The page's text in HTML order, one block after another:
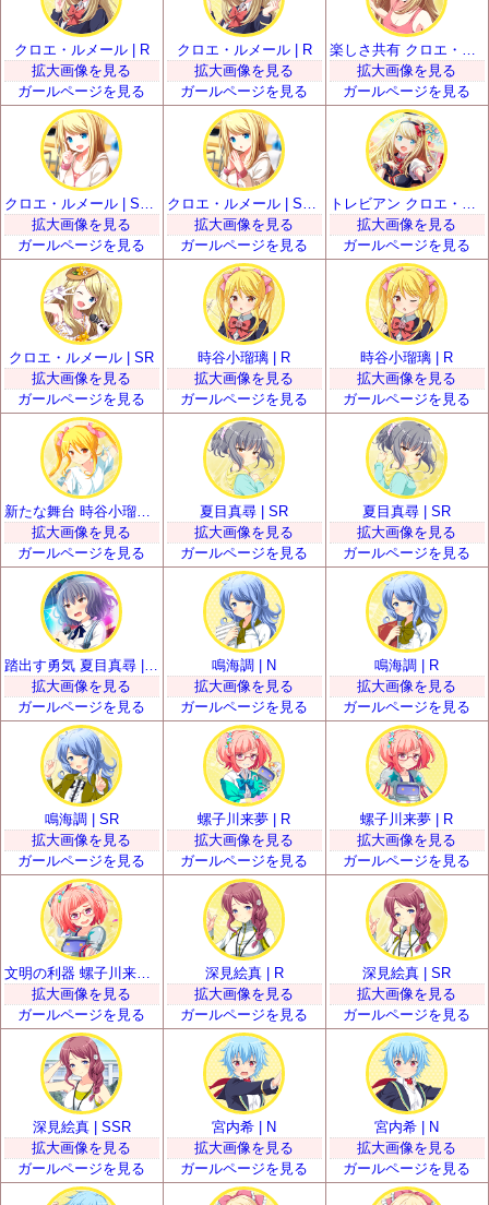
クロエ・ルメール | R
拡大画像を見る
ガールページを見る
クロエ・ルメール | R
拡大画像を見る
ガールページを見る
拡大画像を見る
ガールページを見る
拡大画像を見る
ガールページを見る
拡大画像を見る
ガールページを見る
拡大画像を見る
ガールページを見る
クロエ・ルメール | SR
拡大画像を見る
ガールページを見る
時谷小瑠璃 | R
拡大画像を見る
ガールページを見る
時谷小瑠璃 | R
拡大画像を見る
ガールページを見る
拡大画像を見る
ガールページを見る
夏目真尋 | SR
拡大画像を見る
ガールページを見る
夏目真尋 | SR
拡大画像を見る
ガールページを見る
拡大画像を見る
ガールページを見る
鳴海調 | N
拡大画像を見る
ガールページを見る
鳴海調 | R
拡大画像を見る
ガールページを見る
鳴海調 | SR
拡大画像を見る
ガールページを見る
螺子川来夢 | R
拡大画像を見る
ガールページを見る
螺子川来夢 | R
拡大画像を見る
ガールページを見る
拡大画像を見る
ガールページを見る
深見絵真 | R
拡大画像を見る
ガールページを見る
深見絵真 | SR
拡大画像を見る
ガールページを見る
深見絵真 | SSR
拡大画像を見る
ガールページを見る
宮内希 | N
拡大画像を見る
ガールページを見る
宮内希 | N
拡大画像を見る
ガールページを見る